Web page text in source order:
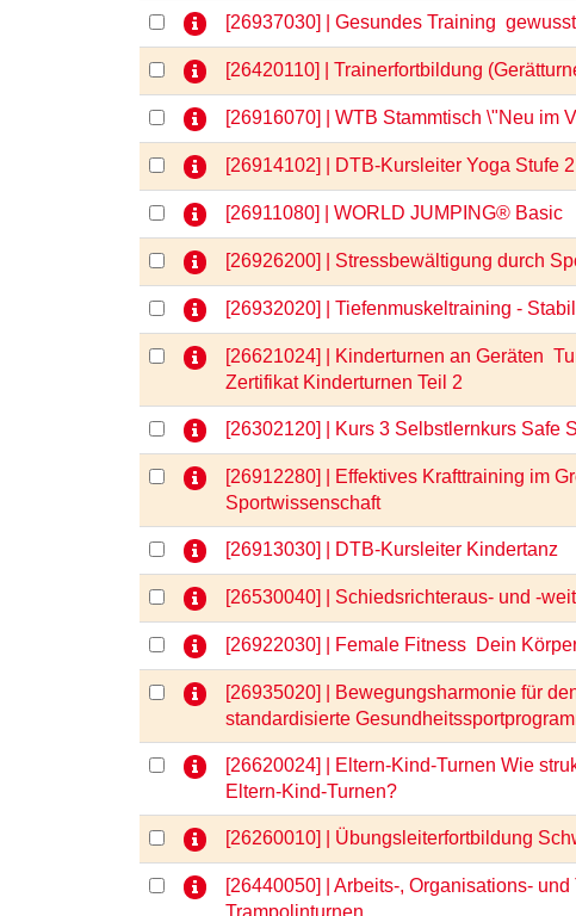
[26937030] | Gesundes Training 
[26420110] | Trainerfortbildung
[26916070] | WTB Stammtisch \"Neu im
[26914102] | DTB-Kursleiter Yoga Stufe 2
[26911080] | WORLD JUMPING® Basic
[26926200] | Stressbewältigung durch
[26932020] | Tiefenmuskeltraining -
[26621024] | Kinderturnen an Geräten 
Zertifikat Kinderturnen Teil 2
[26302120] | Kurs 3 Selbstlernkurs Safe
[26912280] | Effektives Krafttraining im
Sportwissenschaft
[26913030] | DTB-Kursleiter Kindertanz
[26530040] | Schiedsrichteraus- und -
[26922030] | Female Fitness  Dein
[26935020] | Bewegungsharmonie für
standardisierte
[26620024] | Eltern-Kind-Turnen Wie
Eltern-Kind-Turnen?
[26260010] | Übungsleiterfortbildung
[26440050] | Arbeits-, Organisations-
Trampolinturnen